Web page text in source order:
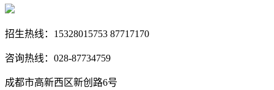
招生热线：15328015753 87717170
咨询热线：028-87734759
成都市高新西区新创路6号